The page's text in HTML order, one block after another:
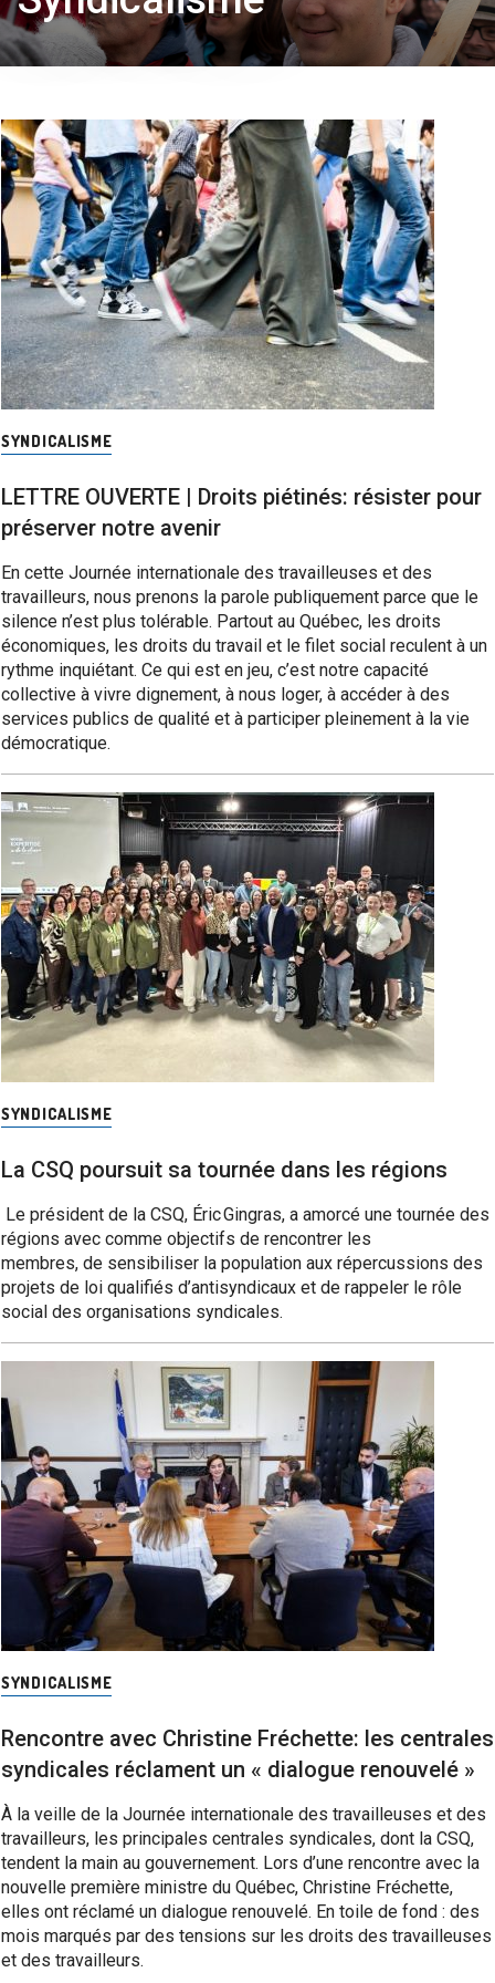
SYNDICALISME
LETTRE OUVERTE | Droits piétinés: résister pour
préserver notre avenir
En cette Journée internationale des travailleuses et des
travailleurs, nous prenons la parole publiquement parce que le
silence n’est plus tolérable. Partout au Québec, les droits
économiques, les droits du travail et le filet social reculent à un
rythme inquiétant. Ce qui est en jeu, c’est notre capacité
collective à vivre dignement, à nous loger, à accéder à des
services publics de qualité et à participer pleinement à la vie
démocratique.
SYNDICALISME
La CSQ poursuit sa tournée dans les régions
Le président de la CSQ, Éric Gingras, a amorcé une tournée des
régions avec comme objectifs de rencontrer les
membres, de sensibiliser la population aux répercussions des
projets de loi qualifiés d’antisyndicaux et de rappeler le rôle
social des organisations syndicales.
SYNDICALISME
Rencontre avec Christine Fréchette: les centrales
syndicales réclament un « dialogue renouvelé »
À la veille de la Journée internationale des travailleuses et des
travailleurs, les principales centrales syndicales, dont la CSQ,
tendent la main au gouvernement. Lors d’une rencontre avec la
nouvelle première ministre du Québec, Christine Fréchette,
elles ont réclamé un dialogue renouvelé. En toile de fond : des
mois marqués par des tensions sur les droits des travailleuses
et des travailleurs.